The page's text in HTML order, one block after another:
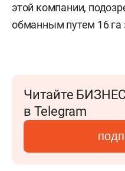
этой компании,
обманным путем 16 га
Читайте
в Telegram